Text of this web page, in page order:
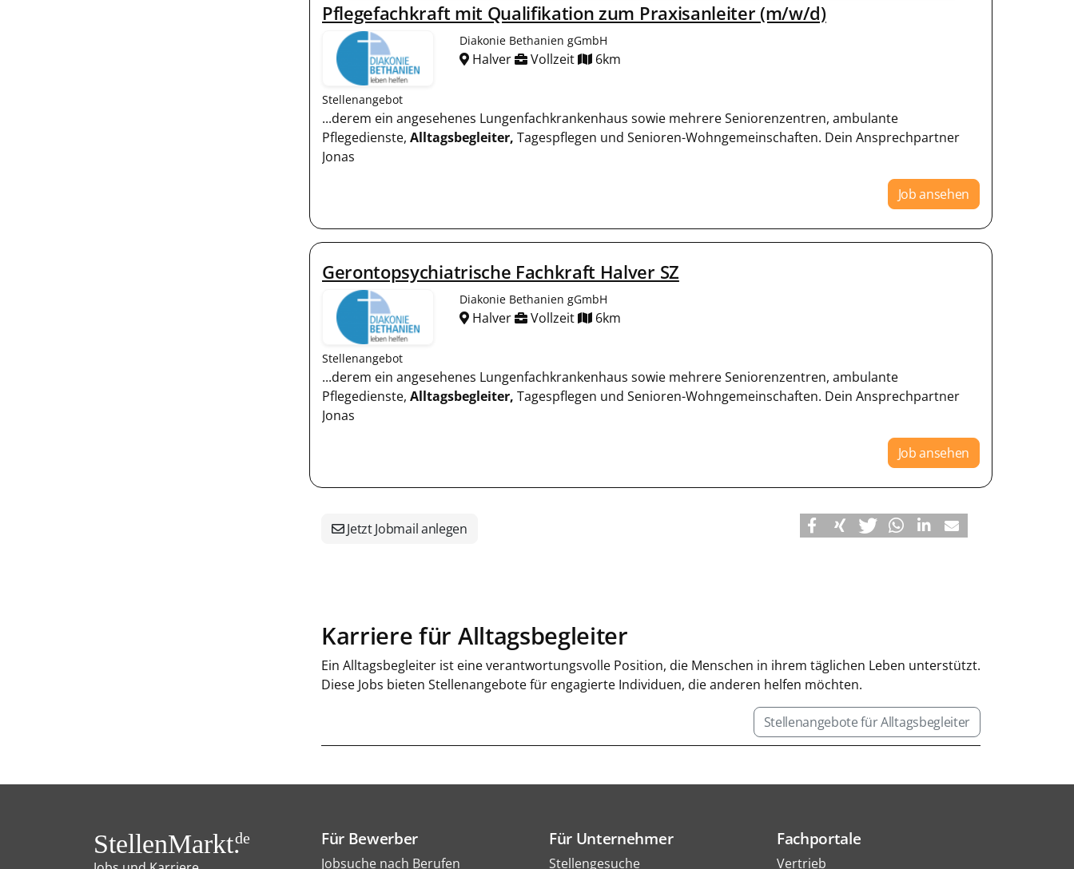
Pflegefachkraft mit Qualifikation zum Praxisanleiter (m/w/d)
Diakonie Bethanien gGmbH
Halver Vollzeit 6km
Stellenangebot
...derem ein angesehenes Lungenfachkrankenhaus sowie mehrere Seniorenzentren, ambulante
Pflegedienste, Alltagsbegleiter, Tagespflegen und Senioren-Wohngemeinschaften. Dein Ansprechpartner
Jonas
Job ansehen
Gerontopsychiatrische Fachkraft Halver SZ
Diakonie Bethanien gGmbH
Halver Vollzeit 6km
Stellenangebot
...derem ein angesehenes Lungenfachkrankenhaus sowie mehrere Seniorenzentren, ambulante
Pflegedienste, Alltagsbegleiter, Tagespflegen und Senioren-Wohngemeinschaften. Dein Ansprechpartner
Jonas
Job ansehen
Jetzt Jobmail anlegen
Karriere für Alltagsbegleiter
Ein Alltagsbegleiter ist eine verantwortungsvolle Position, die Menschen in ihrem täglichen Leben unterstützt.
Diese Jobs bieten Stellenangebote für engagierte Individuen, die anderen helfen möchten.
Stellenangebote für Alltagsbegleiter
StellenMarkt.de Für Bewerber
Jobsuche nach Berufen
Für Unternehmer
Stellengesuche
Fachportale
Vertrieb